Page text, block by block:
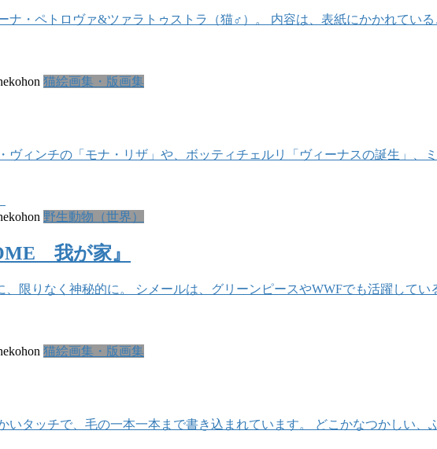
ナ・ペトロヴァ&ツァラトゥストラ（猫♂）。 内容は、表紙にかかれてい
猫絵画集・版画集
ヴィンチの「モナ・リザ」や、ボッティチェルリ「ヴィーナスの誕生」、
野生動物（世界）
我が家』
限りなく神秘的に。 シメールは、グリーンピースやWWFでも活躍して
猫絵画集・版画集
いタッチで、毛の一本一本まで書き込まれています。 どこかなつかしい